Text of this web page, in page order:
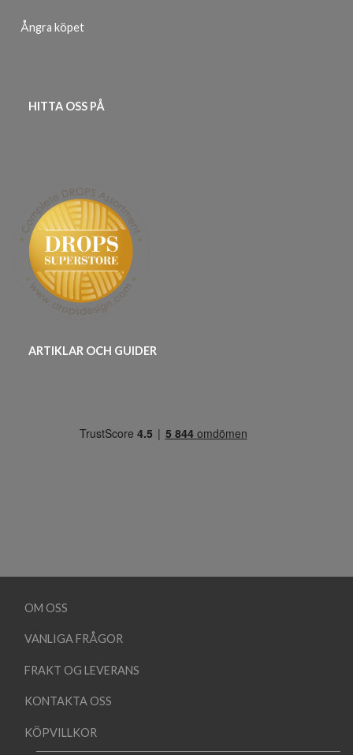
Ångra köpet
HITTA OSS PÅ
ARTIKLAR OCH GUIDER
OM OSS
VANLIGA FRÅGOR
FRAKT OG LEVERANS
KONTAKTA OSS
KÖPVILLKOR